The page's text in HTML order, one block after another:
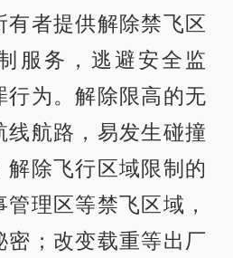
有者提供解除禁飞区
服务，逃避安全监
行为。解除限高的无
线航路，易发生碰撞
解除飞行区域限制的
理区等禁飞区域，
密；改变载重等出厂